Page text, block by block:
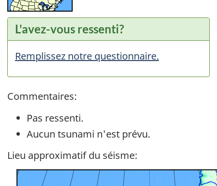
L'avez-vous ressenti?
Remplissez notre questionnaire.
Commentaires:
Pas ressenti.
Aucun tsunami n'est prévu.
Lieu approximatif du séisme: